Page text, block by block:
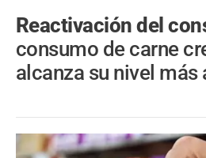
Reactivación del
consumo de carne
alcanza su nivel más